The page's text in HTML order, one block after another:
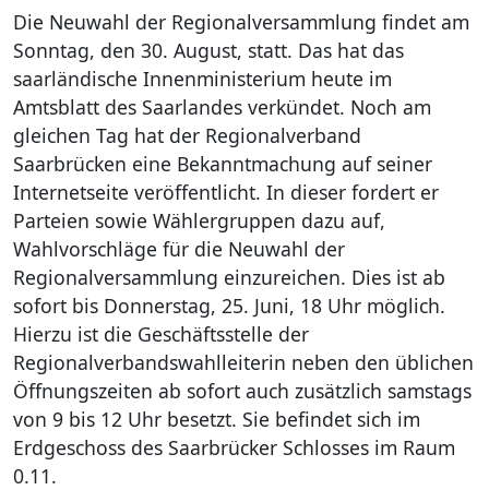
Die Neuwahl der Regionalversammlung findet am
Sonntag, den 30. August, statt. Das hat das
saarländische Innenministerium heute im
Amtsblatt des Saarlandes verkündet. Noch am
gleichen Tag hat der Regionalverband
Saarbrücken eine Bekanntmachung auf seiner
Internetseite veröffentlicht. In dieser fordert er
Parteien sowie Wählergruppen dazu auf,
Wahlvorschläge für die Neuwahl der
Regionalversammlung einzureichen. Dies ist ab
sofort bis Donnerstag, 25. Juni, 18 Uhr möglich.
Hierzu ist die Geschäftsstelle der
Regionalverbandswahlleiterin neben den üblichen
Öffnungszeiten ab sofort auch zusätzlich samstags
von 9 bis 12 Uhr besetzt. Sie befindet sich im
Erdgeschoss des Saarbrücker Schlosses im Raum
0.11.